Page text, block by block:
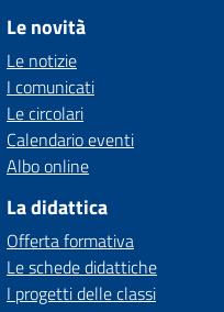
Le novità
Le notizie
I comunicati
Le circolari
Calendario eventi
Albo online
La didattica
Offerta formativa
Le schede didattiche
I progetti delle classi